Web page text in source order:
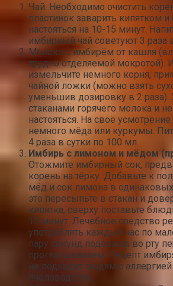
Чай. Необходимо очистить
пластинок заварить кипятком и
настояться на 10-15 минут.
имбирный чай советуют 3 раза
Молоко с имбирём от кашля
трудно отделяемой мокротой).
измельчите немного корня,
чайной ложки (можно взять
уменьшив дозировку в 2 раза).
стаканами горячего молока и
настояться. На своё
немного мёда или куркумы.
4 раза в сутки по 100 мл.
Имбирь с лимоном и мёдом
Отожмите имбирный сок,
корень на тёрку. Добавьте к
мёд и сок лимона в
это пересыпьте в стакан и
кипятка, сверху поставьте
15 минут. Лечебное средство
употреблять каждый час по
пару секунд подержав во рту
проглатыванием. Рецепт
не подходит людям с
пчеловодства.